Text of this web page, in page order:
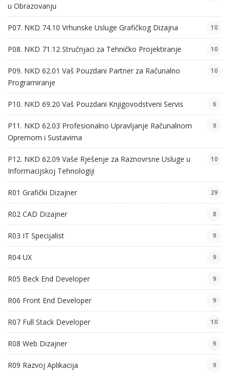
u Obrazovanju
P07. NKD 74.10 Vrhunske Usluge Grafičkog Dizajna 10
P08. NKD 71.12 Stručnjaci za Tehničko Projektiranje 10
P09. NKD 62.01 Vaš Pouzdani Partner za Računalno
Programiranje
10
P10. NKD 69.20 Vaš Pouzdani Knjigovodstveni Servis 6
P11. NKD 62.03 Profesionalno Upravljanje Računalnom
Opremom i Sustavima
9
P12. NKD 62.09 Vaše Rješenje za Raznovrsne Usluge u
Informacijskoj Tehnologiji
10
R01 Grafički Dizajner 29
R02 CAD Dizajner 8
R03 IT Specijalist 9
R04 UX 9
R05 Beck End Developer 9
R06 Front End Developer 9
R07 Full Stack Developer 10
R08 Web Dizajner 9
R09 Razvoj Aplikacija 9